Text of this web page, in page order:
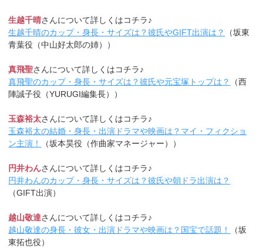
生越千晴さんについて詳しくはコチラ♪
生越千晴のカップ・身長・サイズは？彼氏やGIFT出演は？
（坂東
青葉役（中山好太郎の姉））
真飛聖さんについて詳しくはコチラ♪
真飛聖のカップ・身長・サイズは？彼氏や元宝塚トップは？
（西
陣誠子役（YURUGI編集長））
玉森裕太さんについて詳しくはコチラ♪
玉森裕太の結婚・身長・出演ドラマや映画は？マイ・フィクショ
ン主演！
（坂本昊役（作曲家マネージャー））
円井わんさんについて詳しくはコチラ♪
円井わんのカップ・身長・サイズは？彼氏や朝ドラ出演は？
（GIFT出演）
越山敬達さんについて詳しくはコチラ♪
越山敬達の身長・彼女・出演ドラマや映画は？国宝で話題！
（坂
東拓也役）